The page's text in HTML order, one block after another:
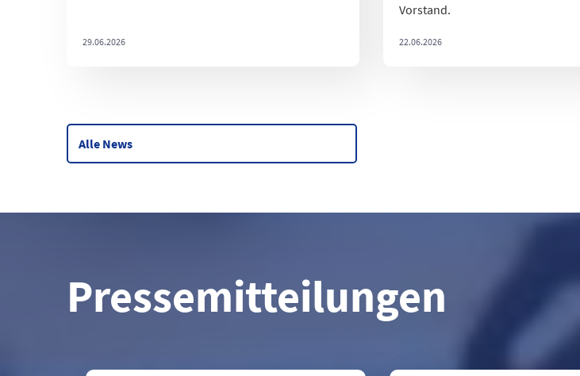
29.06.2026
Vorstand.
22.06.2026
Alle News
Pressemitteilungen